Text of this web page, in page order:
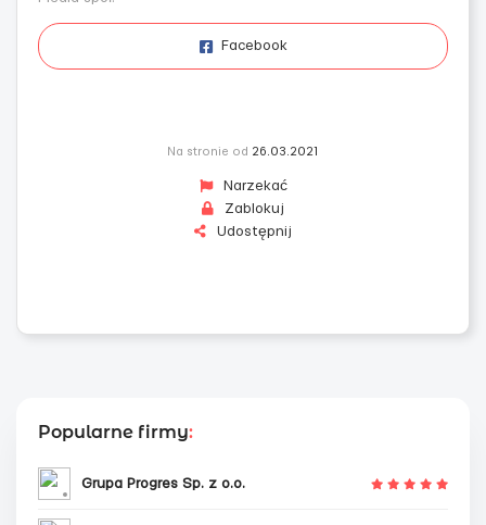
Facebook
Na stronie od 26.03.2021
Narzekać
Zablokuj
Udostępnij
Popularne firmy:
Grupa Progres Sp. z o.o.